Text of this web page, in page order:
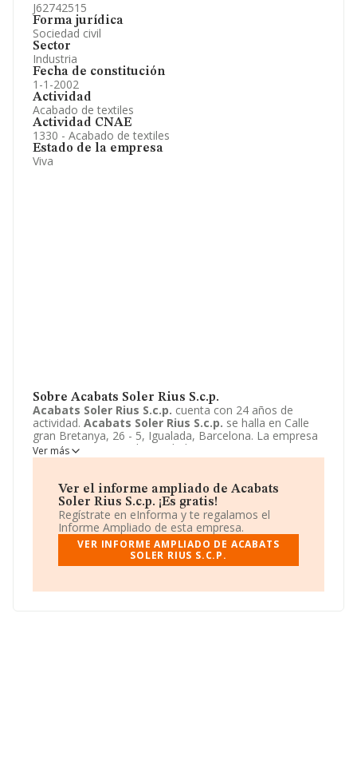
J62742515
Forma jurídica
Sociedad civil
Sector
Industria
Fecha de constitución
1-1-2002
Actividad
Acabado de textiles
Actividad CNAE
1330 - Acabado de textiles
Estado de la empresa
Viva
Sobre Acabats Soler Rius S.c.p.
Acabats Soler Rius S.c.p. cuenta con 24 años de
actividad. Acabats Soler Rius S.c.p. se halla en Calle
gran Bretanya, 26 - 5, Igualada, Barcelona. La empresa
enmarca su principal actividad CNAE como 1330 -
Acabado de textiles.Acabats Soler Rius S.c.p.toma la
Ver más
Ver el informe ampliado de Acabats
Soler Rius S.c.p. ¡Es gratis!
Regístrate en eInforma y te regalamos el
Informe Ampliado de esta empresa.
VER INFORME AMPLIADO DE ACABATS
SOLER RIUS S.C.P.